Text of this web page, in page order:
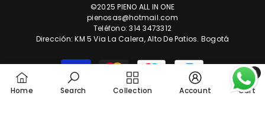
©2025 PIENO ALL IN ONE
pienosas@hotmail.com
Teléfono: 314 3473312
Dirección: KM 5 Via La Calera, Alto De Patios. Bogotá
Métodos
de
pago
Home
Search Collection Account Cart
0
0